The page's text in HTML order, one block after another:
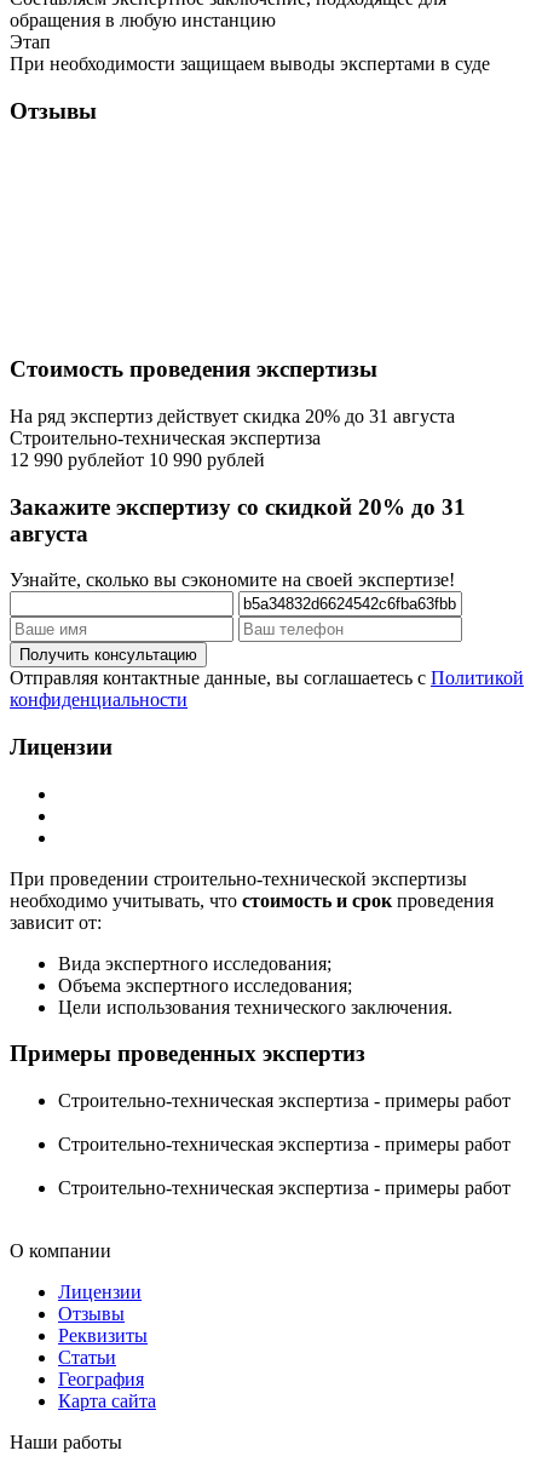
обращения в любую инстанцию
Этап
При необходимости защищаем выводы экспертами в суде
Отзывы
Стоимость проведения экспертизы
На ряд экспертиз действует скидка 20% до 31 августа
Строительно-техническая экспертиза
12 990 рублейот 10 990 рублей
Закажите экспертизу со скидкой 20% до 31
августа
Узнайте, сколько вы сэкономите на своей экспертизе!
Отправляя контактные данные, вы соглашаетесь с Политикой
конфиденциальности
Лицензии
При проведении строительно-технической экспертизы
необходимо учитывать, что стоимость и срок проведения
зависит от:
Вида экспертного исследования;
Объема экспертного исследования;
Цели использования технического заключения.
Примеры проведенных экспертиз
Строительно-техническая экспертиза - примеры работ
Строительно-техническая экспертиза - примеры работ
Строительно-техническая экспертиза - примеры работ
О компании
Лицензии
Отзывы
Реквизиты
Статьи
География
Карта сайта
Наши работы